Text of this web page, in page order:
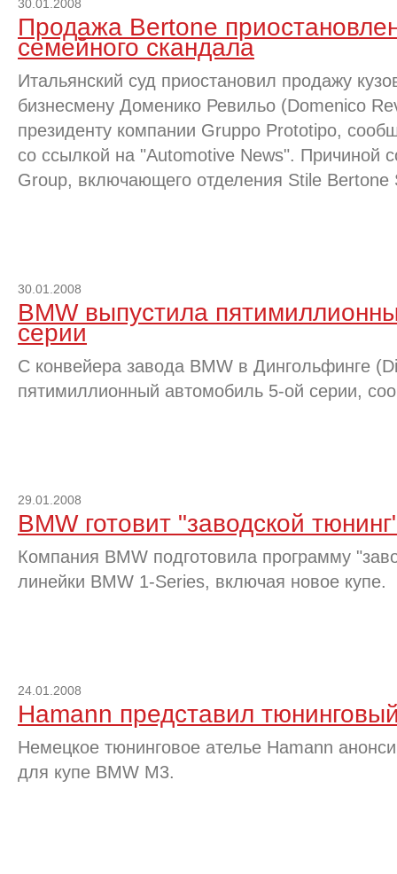
30.01.2008
Продажа Bertone
семейного скандала
Итальянский суд приостановил продажу
бизнесмену Доменико Ревильо (Domenico
президенту компании Gruppo Prototipo,
со ссылкой на "Automotive News". Причиной
Group, включающего отделения Stile
30.01.2008
BMW выпустила
серии
С конвейера завода BMW в Дингольфинге
пятимиллионный автомобиль 5-ой серии,
29.01.2008
BMW готовит "заводской
Компания BMW подготовила программу
линейки BMW 1-Series, включая новое купе.
24.01.2008
Hamann представил
Немецкое тюнинговое ателье Hamann
для купе BMW M3.